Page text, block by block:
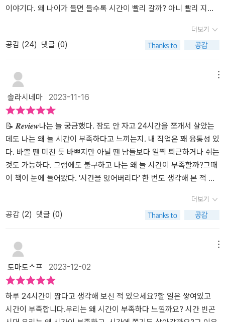
다 덜 중요하게 생각하거나 그들의 시간에 대해 아주 형편없는 보수
평등을 끊어 내기 위해 저자는 8시간의 수면 시간을 제외한 16시간
을 각각 유급 노동, 돌봄, 문화 활동, 정치 활동에 각각 4시간씩 할당
하는 프리가 하우크의 ‘4-in-1 모델’과, 모든 사람에게 일종의 안식년
처럼 활용할 수 있는 9년의 선택적 시간을 제공할 것을 주장한 카린
유르크지크와 울리히 뮈켄베르거의 ‘선택적 시간 모델’을 제시한다.
근로 시간 단축 논의에서 주로 제기되는 주 4일 노동을 넘어서는 이
주장들을 두고 누군가는 허무맹랑한 유토피아를 꿈꾼다고 비판할지
도 모르지만, 저자는 ‘유토피아로 나아가기’라는 제목을 단 마지막 장
에서 이 비판에 정면으로 맞선다. “직업 활동을 중심에 두는 시간 문
화를 거부한다는 건 아무것도 하지 않겠다는 뜻이 아니라 새롭고 자
유로운 삶을 선택하겠다는 걸 의미한다.” 여전히 저자의 주장이 허무
맹랑한 소리로 들린다면 시간의 또 다른 특성, 가장 중요한 속성을 생
나중을 위해 돈으로 바꿀 수도 없다”는 자명한 사실을. 오늘이 인생의
마지막 날이라면 당신은 어떤 선택을 할 것인가? 바로 지금, 시간 주
권을 바로 세우고 정의롭고 평등한 시간 문화를 확립하기 위한 행동
에 나서야 할 때다.
이야기다. 왜 나이가 들면 들수록 시간이 빨리 갈까? 아니 빨리 지나
대한 이야기는 만만치 않다. 시간은 누구에게나 공평하게 주어져 있
지만, 왜 대부분의 사람들은 ‘시간부족’속에서 살아가고 있는가가 의
문점이다. 자기계발분야에서 ‘시간관리’도 한 몫을 차지한다. 성공한
사람들의 공통점은 ‘시간관리’를 잘해서라나 어떻다나. 그럼 죽었다
깨어나도 시간 관리는커녕 잠 잘 시간도 부족한 사람들은 성공하곤
거리가 멀다는 이야기인가? 독일의 저널리스트인 저자는 이 책을 통
해 시간부족의 원인을 다각도로 분석한다. 국가나 사회 속에서 시간
을 어떻게 분배하고 어떻게 사용하고 있는지, 시간의 가치를 어떻게
측정하고 어떻게 경험할 수 있는지는 ‘정의justice’와 관련된다고 언
급한다. 사람들이 저마다 다르게 ‘시간빈곤’과 ‘시간주권’을 경험하는
이유는 우연이 아니라 사회적 권력구조에 따라 달라진다는 것이다.
있는 문제점(국가마다 약간씩 다르긴 하지만)에서 시간부족이 사회
적불평등의 단면이라는 것을 강조한다. ‘돌봄을 위한 시간’에선 육아
휴직 중 저자의 경험이 십분 반영되어있다. ‘자유시간’ 챕터에선 자유
시간마저 알차게(요즘 용어로 빡세게)보내야 한다는 강박성을 지적
한다. 성인에게도 놀이시간이 필요하다는 말에 공감한다. 단, 어떻게
놀것인가?를 잘 생각해봐야할 것이다. ‘시간이 돈’이라는 말은 시간
이 돈도 될 수 있다는 말인데 현실은 그렇지 못하다. 마치 일하려고 태
어난 사람처럼 하루 종일 일을 해도 빈곤에서 헤어나지 못하는 상황
은 어떻게 설명해야할까? 공정한 시간분배에 대한 논의가 있는 사회
더보기
공감 (24) 댓글 (0)
솔라시네마 2023-11-16
📝 𝑹𝒆𝒗𝒊𝒆𝒘나는 늘 궁금했다. 잠도 안 자고 24시간을 쪼개서 살았는
데도 나는 왜 늘 시간이 부족하다고 느끼는지. 내 직업은 꽤 융통성 있
다. 바쁠 땐 미친 듯 바쁘지만 아닐 땐 남들보다 일찍 퇴근하거나 쉬는
것도 가능하다. 그럼에도 불구하고 나는 왜 늘 시간이 부족할까?그때
이 책이 눈에 들어왔다. '시간을 잃어버리다' 한 번도 생각해 본 적 없
람이었지만 우리나라에 대입해도 충분히 이해 가능한 이야기였다. 물
론 통계나 이런 부분은 다를 수 있지만.누군가는 미라클 모닝을 하라
고 하고, 누군가는 시간을 쪼개서 살라고 하고, 누군가는 더 철저하게
자기관리 하라고 하고. 그래서 나는 내가 덜 열심히 살아서, 시간 활용
을 잘 못해서 그런 줄 알았다. 하지만 이건 사회적 문제였고 개인이 노
력해서 부술 수 있는 데는 제한이 있었다.특히나 '돌봄 시간'이라는 개
념은 알고 있었지만 내 시간을 잃어버리는 거라고 생각을 못 했었다.
그 돌봄이 꼭 아이에게 국한된 게 아니라 간병도 포함된다는걸. 간병
은 생각보다 많은 시간을 할애해야 한다는 걸 얼마 전에 알았기 때문
더보기
공감 (2) 댓글 (0)
토마토스프 2023-12-02
하루 24시간이 짧다고 생각해 보신 적 있으세요?할 일은 쌓여있고
시간이 부족합니다.우리는 왜 시간이 부족하다 느낄까요? 시간 빈곤